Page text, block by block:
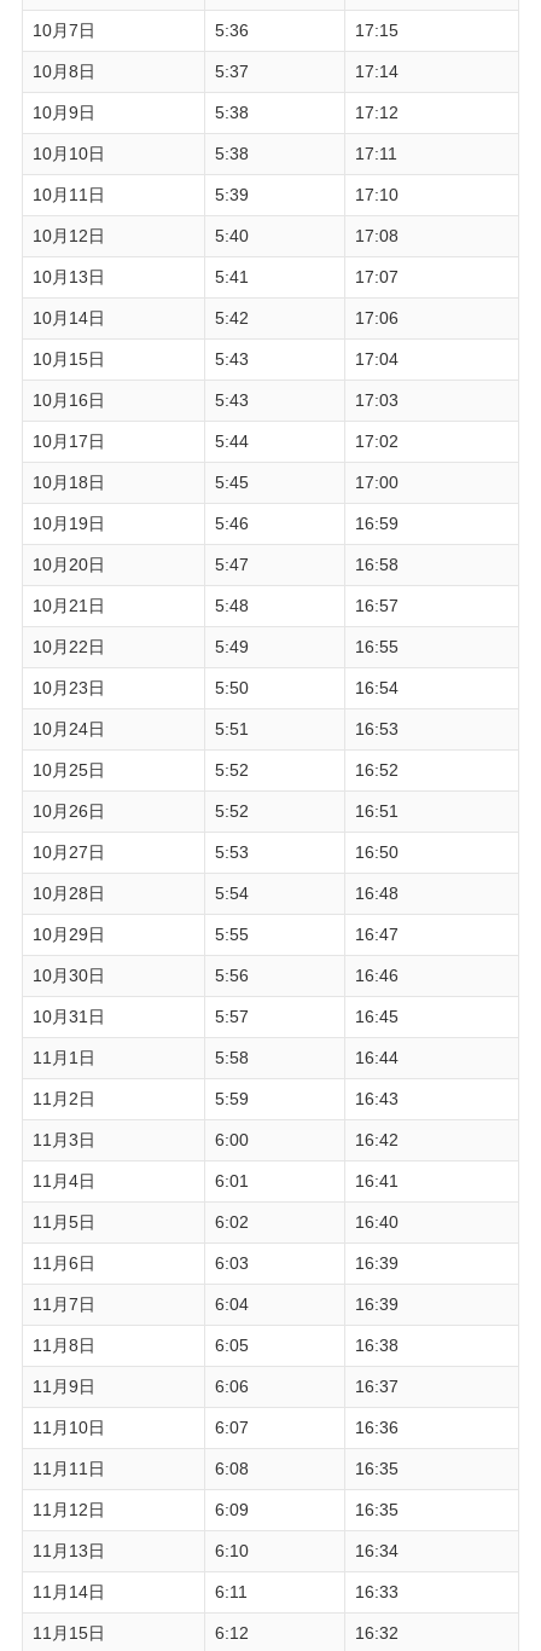
10月7日 5:36 17:15
10月8日 5:37 17:14
10月9日 5:38 17:12
10月10日 5:38 17:11
10月11日 5:39 17:10
10月12日 5:40 17:08
10月13日 5:41 17:07
10月14日 5:42 17:06
10月15日 5:43 17:04
10月16日 5:43 17:03
10月17日 5:44 17:02
10月18日 5:45 17:00
10月19日 5:46 16:59
10月20日 5:47 16:58
10月21日 5:48 16:57
10月22日 5:49 16:55
10月23日 5:50 16:54
10月24日 5:51 16:53
10月25日 5:52 16:52
10月26日 5:52 16:51
10月27日 5:53 16:50
10月28日 5:54 16:48
10月29日 5:55 16:47
10月30日 5:56 16:46
10月31日 5:57 16:45
11月1日 5:58 16:44
11月2日 5:59 16:43
11月3日 6:00 16:42
11月4日 6:01 16:41
11月5日 6:02 16:40
11月6日 6:03 16:39
11月7日 6:04 16:39
11月8日 6:05 16:38
11月9日 6:06 16:37
11月10日 6:07 16:36
11月11日 6:08 16:35
11月12日 6:09 16:35
11月13日 6:10 16:34
11月14日 6:11 16:33
11月15日 6:12 16:32